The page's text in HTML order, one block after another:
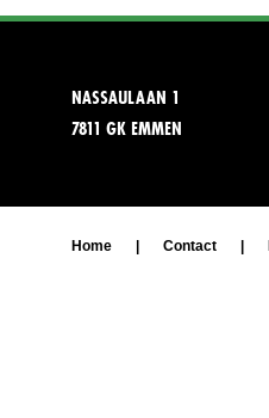
NASSAULAAN 1
7811 GK EMMEN
Home Contact